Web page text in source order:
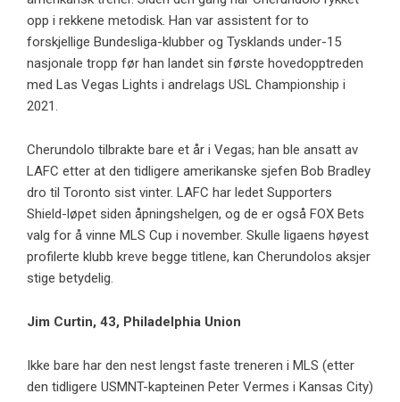
opp i rekkene metodisk. Han var assistent for to
forskjellige Bundesliga-klubber og Tysklands under-15
nasjonale tropp før han landet sin første hovedopptreden
med Las Vegas Lights i andrelags USL Championship i
2021.
Cherundolo tilbrakte bare et år i Vegas; han ble ansatt av
LAFC etter at den tidligere amerikanske sjefen Bob Bradley
dro til Toronto sist vinter. LAFC har ledet Supporters
Shield-løpet siden åpningshelgen, og de er også FOX Bets
valg for å vinne MLS Cup i november. Skulle ligaens høyest
profilerte klubb kreve begge titlene, kan Cherundolos aksjer
stige betydelig.
Jim Curtin, 43, Philadelphia Union
Ikke bare har den nest lengst faste treneren i MLS (etter
den tidligere USMNT-kapteinen Peter Vermes i Kansas City)